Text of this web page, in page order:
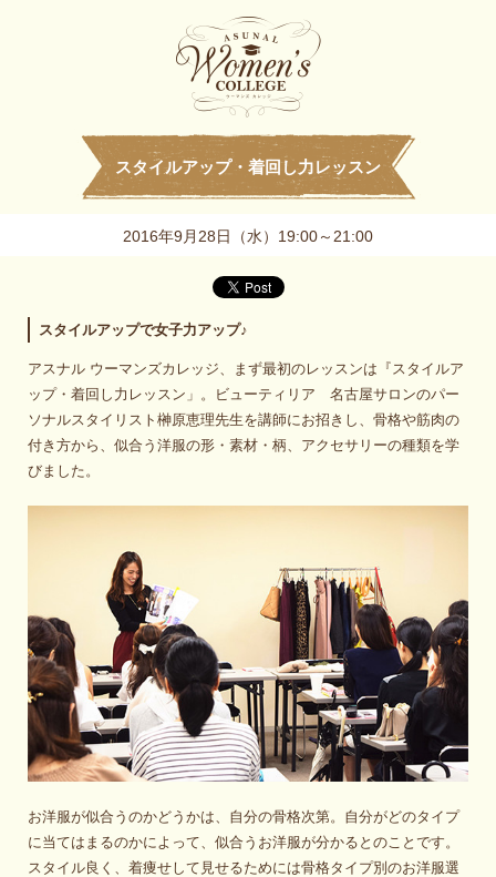
スタイルアップ・着回し力レッスン
2016年9月28日（水）19:00～21:00
スタイルアップで女子力アップ♪
アスナル ウーマンズカレッジ、まず最初のレッスンは『スタイルア
ップ・着回し力レッスン」。ビューティリア 名古屋サロンのパー
ソナルスタイリスト榊原恵理先生を講師にお招きし、骨格や筋肉の
付き方から、似合う洋服の形・素材・柄、アクセサリーの種類を学
びました。
お洋服が似合うのかどうかは、自分の骨格次第。自分がどのタイプ
に当てはまるのかによって、似合うお洋服が分かるとのことです。
スタイル良く、着痩せして見せるためには骨格タイプ別のお洋服選